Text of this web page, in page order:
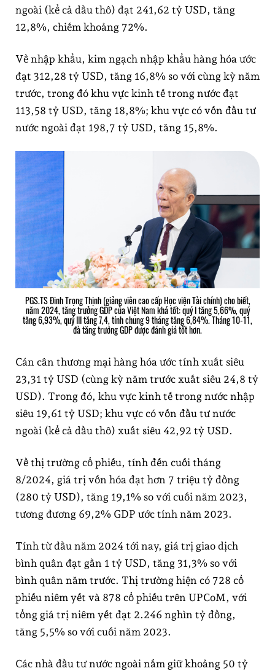
ngoài (kể cả dầu thô) đạt 241,62 tỷ USD, tăng
12,8%, chiếm khoảng 72%.
Về nhập khẩu, kim ngạch nhập khẩu hàng hóa ước
đạt 312,28 tỷ USD, tăng 16,8% so với cùng kỳ năm
trước, trong đó khu vực kinh tế trong nước đạt
113,58 tỷ USD, tăng 18,8%; khu vực có vốn đầu tư
nước ngoài đạt 198,7 tỷ USD, tăng 15,8%.
PGS.TS Đinh Trọng Thịnh (giảng viên cao cấp Học viện Tài chính) cho biết,
năm 2024, tăng trưởng GDP của Việt Nam khá tốt: quý I tăng 5,66%, quý
tăng 6,93%, quý III tăng 7,4, tính chung 9 tháng tăng 6,84%. Tháng 10-11,
đà tăng trưởng GDP được đánh giá tốt hơn.
Cán cân thương mại hàng hóa ước tính xuất siêu
23,31 tỷ USD (cùng kỳ năm trước xuất siêu 24,8 tỷ
USD). Trong đó, khu vực kinh tế trong nước nhập
siêu 19,61 tỷ USD; khu vực có vốn đầu tư nước
ngoài (kể cả dầu thô) xuất siêu 42,92 tỷ USD.
Về thị trường cổ phiếu, tính đến cuối tháng
8/2024, giá trị vốn hóa đạt hơn 7 triệu tỷ đồng
(280 tỷ USD), tăng 19,1% so với cuối năm 2023,
tương đương 69,2% GDP ước tính năm 2023.
Tính từ đầu năm 2024 tới nay, giá trị giao dịch
bình quân đạt gần 1 tỷ USD, tăng 31,3% so với
bình quân năm trước. Thị trường hiện có 728 cổ
phiếu niêm yết và 878 cổ phiếu trên UPCoM, với
tổng giá trị niêm yết đạt 2.246 nghìn tỷ đồng,
tăng 5,5% so với cuối năm 2023.
Các nhà đầu tư nước ngoài nắm giữ khoảng 50 tỷ